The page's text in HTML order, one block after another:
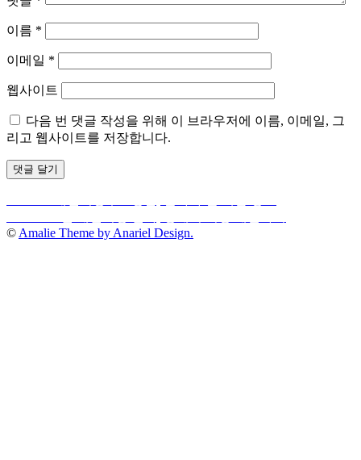
이름 *
이메일 *
웹사이트
다음 번 댓글 작성을 위해 이 브라우저에 이름, 이메일, 그
리고 웹사이트를 저장합니다.
글
내
post:
© Amalie Theme by Anariel Design.